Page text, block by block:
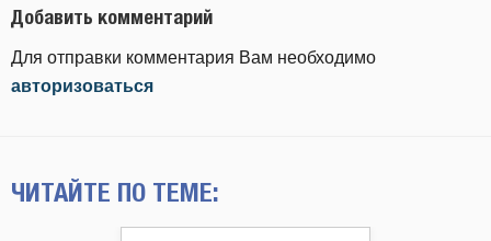
Добавить комментарий
Для отправки комментария Вам необходимо
авторизоваться
ЧИТАЙТЕ ПО ТЕМЕ: